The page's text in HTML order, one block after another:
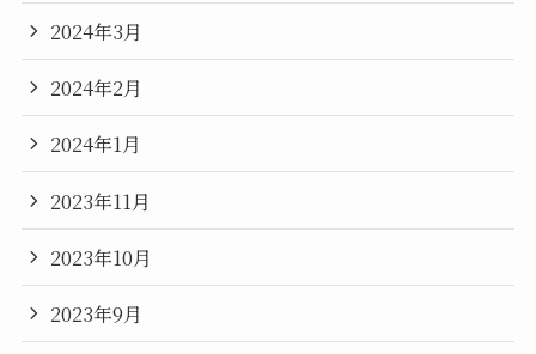
2024年3月
2024年2月
2024年1月
2023年11月
2023年10月
2023年9月